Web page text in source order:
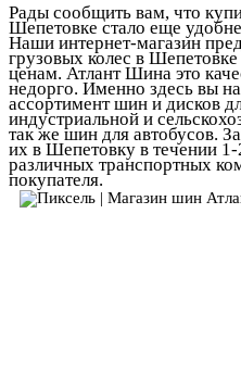
Рады сообщить вам, что
Шепетовке стало еще
Наши интернет-магазин
грузовых колес в
ценам. Атлант Шина это
недорго. Именно здесь вы
ассортимент шин и дисков
индустриальной и
так же шин для автобусов.
их в Шепетовку в течении
различных транспортных
покупателя.